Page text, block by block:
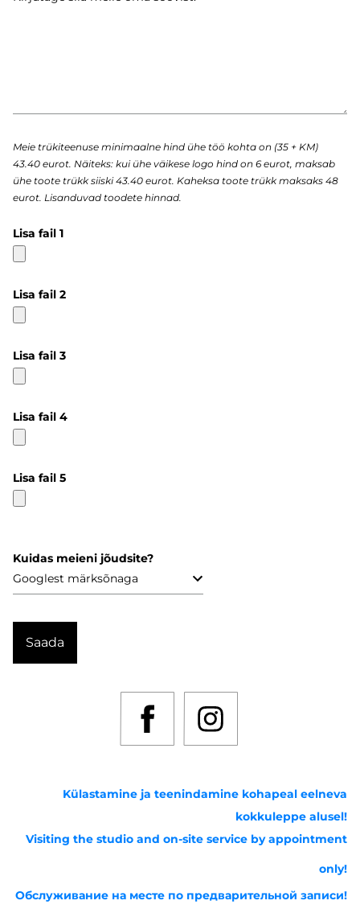
Meie trükiteenuse minimaalne hind ühe töö kohta on (35 + KM)
43.40 eurot. Näiteks: kui ühe väikese logo hind on 6 eurot, maksab
ühe toote trükk siiski 43.40 eurot. Kaheksa toote trükk maksaks 48
eurot. Lisanduvad toodete hinnad.
Lisa fail 1
Lisa fail 2
Lisa fail 3
Lisa fail 4
Lisa fail 5
Kuidas meieni jõudsite?
Külastamine ja teenindamine kohapeal eelneva
kokkuleppe alusel!
Visiting the studio and on-site service by appointment
only!
Обслуживание на месте по предварительной записи!